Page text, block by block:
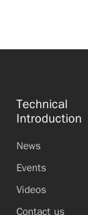
Technical
Introduction
News
Events
Videos
Contact us